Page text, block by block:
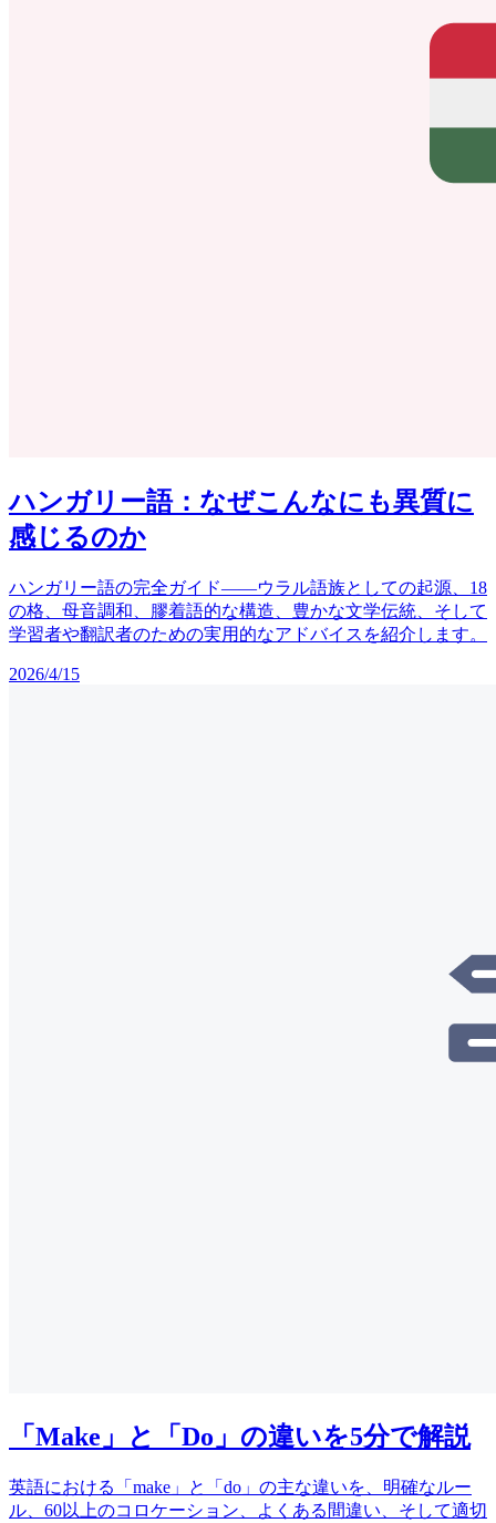
ハンガリー語：なぜこんなにも異質に
感じるのか
ハンガリー語の完全ガイド――ウラル語族としての起源、18
の格、母音調和、膠着語的な構造、豊かな文学伝統、そして
学習者や翻訳者のための実用的なアドバイスを紹介します。
2026/4/15
「Make」と「Do」の違いを5分で解説
英語における「make」と「do」の主な違いを、明確なルー
ル、60以上のコロケーション、よくある間違い、そして適切